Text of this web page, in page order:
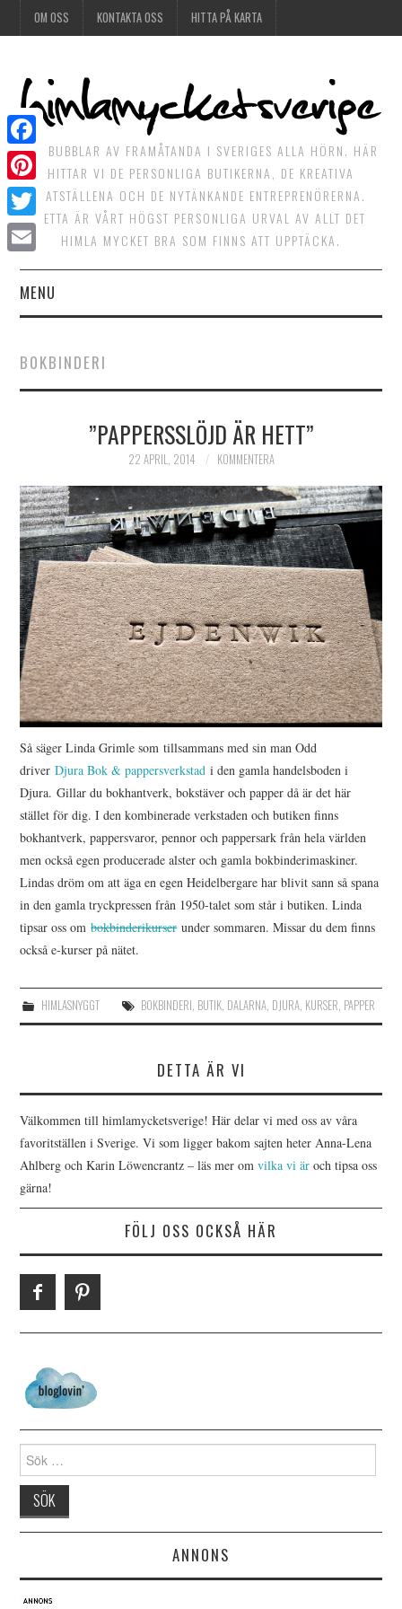
OM OSS KONTAKTA OSS HITTA PÅ KARTA
DET BUBBLAR AV FRAMÅTANDA I SVERIGES ALLA HÖRN. HÄR
HITTAR VI DE PERSONLIGA BUTIKERNA, DE KREATIVA
MATSTÄLLENA OCH DE NYTÄNKANDE ENTREPRENÖRERNA.
DETTA ÄR VÅRT HÖGST PERSONLIGA URVAL AV ALLT DET
HIMLA MYCKET BRA SOM FINNS ATT UPPTÄCKA.
MENU
HIMLAGRÖNT
HIMLAMYSIGT
VI MÖTER
VI SPANAR PÅ
BOKBINDERI
”PAPPERSSLÖJD ÄR HETT”
22 APRIL, 2014 KOMMENTERA
Så säger Linda Grimle som tillsammans med sin man Odd
driverDjura Bok & pappersverkstad i den gamla handelsboden i
Djura. Gillar du bokhantverk, bokstäver och papper då är det här
stället för dig. I den kombinerade verkstaden och butiken finns
bokhantverk, pappersvaror, pennor och pappersark från hela världen
men också egen producerade alster och gamla bokbinderimaskiner.
Lindas dröm om att äga en egen Heidelbergare har blivit sann så spana
in den gamla tryckpressen från 1950-talet som står i butiken. Linda
tipsar oss ombokbinderikurserunder sommaren. Missar du dem finns
också e-kurser på nätet.
HIMLASNYGGT BOKBINDERI, BUTIK, DALARNA, DJURA, KURSER, PAPPER
DETTA ÄR VI
Välkommen till himlamycketsverige! Här delar vi med oss av våra
favoritställen i Sverige. Vi som ligger bakom sajten heter Anna-Lena
Ahlberg och Karin Löwencrantz – läs mer omvilka vi är och tipsa oss
gärna!
FÖLJ OSS OCKSÅ HÄR
Search for:
ANNONS
Facebook
Pinterest
Twitter
Email